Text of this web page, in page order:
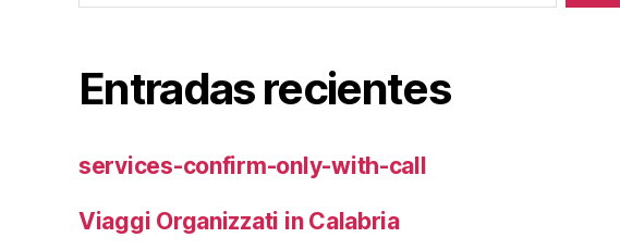
Entradas recientes
services-confirm-only-with-call
Viaggi Organizzati in Calabria